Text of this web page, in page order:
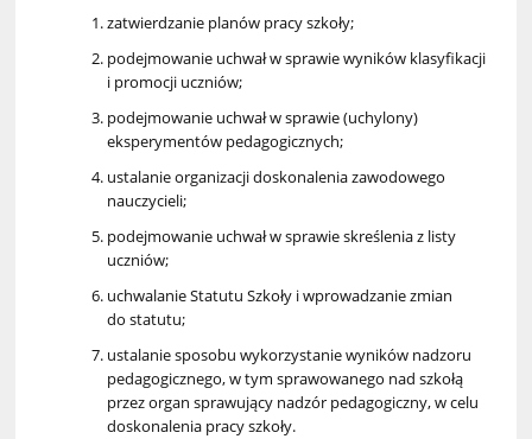
zatwierdzanie planów pracy szkoły;
podejmowanie uchwał w sprawie wyników klasyfikacji
i promocji uczniów;
podejmowanie uchwał w sprawie (uchylony)
eksperymentów pedagogicznych;
ustalanie organizacji doskonalenia zawodowego
nauczycieli;
podejmowanie uchwał w sprawie skreślenia z listy
uczniów;
uchwalanie Statutu Szkoły i wprowadzanie zmian
do statutu;
ustalanie sposobu wykorzystanie wyników nadzoru
pedagogicznego, w tym sprawowanego nad szkołą
przez organ sprawujący nadzór pedagogiczny, w celu
doskonalenia pracy szkoły.